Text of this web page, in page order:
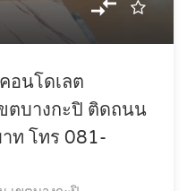
อนโดเลต
ตบางกะปิ ติดถนน
ท โทร 081-